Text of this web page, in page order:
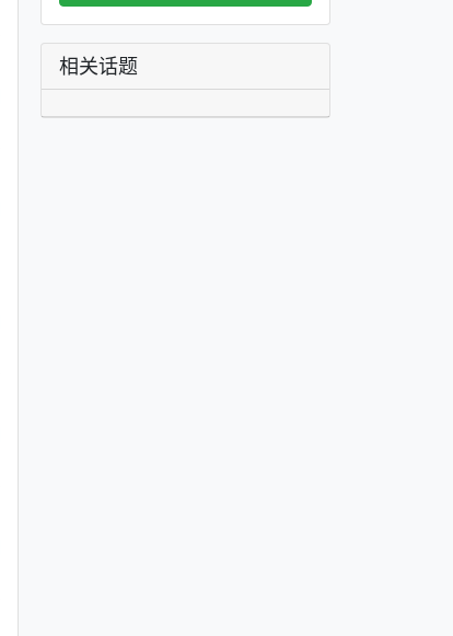
相关话题